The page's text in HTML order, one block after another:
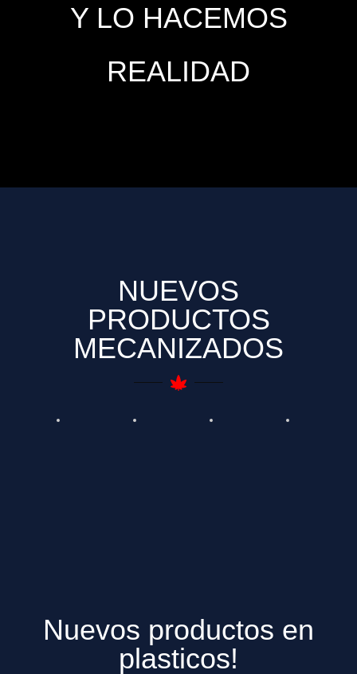
Y LO HACEMOS
REALIDAD
NUEVOS
PRODUCTOS
MECANIZADOS
Nuevos productos en
plasticos!